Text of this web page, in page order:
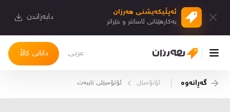
ئەپڵیكەیشنی هەرزان
بەكارهێنانی ئاسانتر و خێراتر دابەزاندن
دانانی کاڵا عربی
گەڕانەوە ئۆتۆمبێل ئۆتۆمبێلی تایبه‌ت